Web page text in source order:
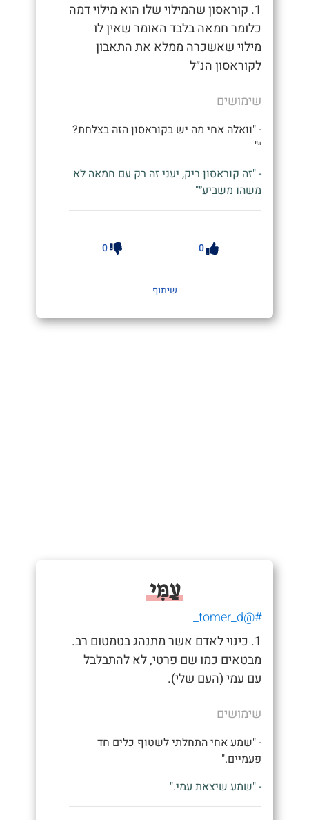
1. קוראסון שהמילוי שלו הוא מילוי דמה
כלומר חמאה בלבד האומר שאין לו
מילוי שאשכרה ממלא את התאבון
לקוראסון הנ״ל
שימושים
- "וואלה אחי מה יש בקוראסון הזה בצלחת?
״"
- "זה קוראסון ריק, יעני זה רק עם חמאה לא
משהו משביע״"
0
0
שיתוף
עַמִּי
#@tomer_d_
1. כינוי לאדם אשר מתנהג בטמטום רב.
מבטאים כמו שם פרטי, לא להתבלבל
עם עמי (העם שלי).
שימושים
- "שמע אחי התחלתי לשטוף כלים חד
פעמיים."
- "שמע שיצאת עמי."